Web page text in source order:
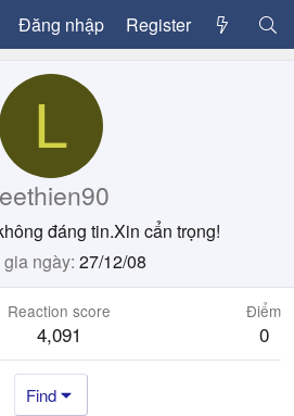
Đăng nhập Register
L
đáng tin.Xin cẩn trọng!
ngày 27/12/08
Reaction score
4,091
Điểm
0
Find